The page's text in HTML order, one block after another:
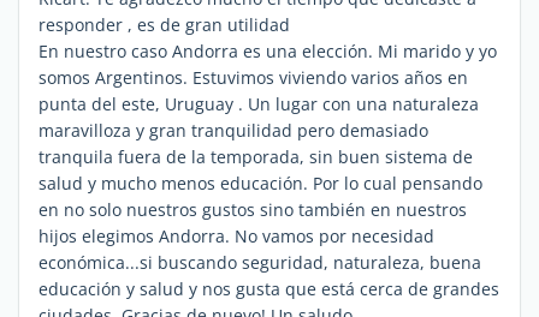
responder , es de gran utilidad
En nuestro caso Andorra es una elección. Mi marido y yo
somos Argentinos. Estuvimos viviendo varios años en
punta del este, Uruguay . Un lugar con una naturaleza
maravilloza y gran tranquilidad pero demasiado
tranquila fuera de la temporada, sin buen sistema de
salud y mucho menos educación. Por lo cual pensando
en no solo nuestros gustos sino también en nuestros
hijos elegimos Andorra. No vamos por necesidad
económica...si buscando seguridad, naturaleza, buena
educación y salud y nos gusta que está cerca de grandes